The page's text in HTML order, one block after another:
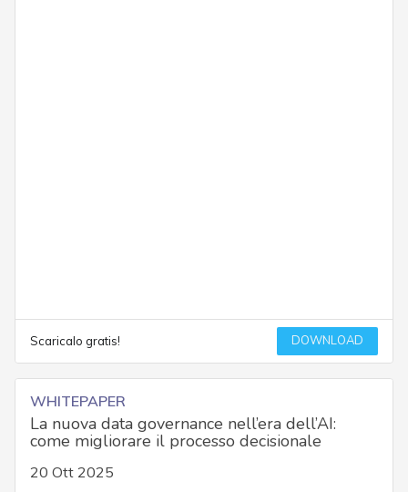
Scaricalo gratis! DOWNLOAD
WHITEPAPER
La nuova data governance nell’era dell’AI:
come migliorare il processo decisionale
20 Ott 2025